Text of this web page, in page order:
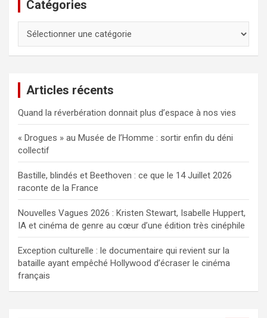
Catégories
Articles récents
Quand la réverbération donnait plus d’espace à nos vies
« Drogues » au Musée de l’Homme : sortir enfin du déni
collectif
Bastille, blindés et Beethoven : ce que le 14 Juillet 2026
raconte de la France
Nouvelles Vagues 2026 : Kristen Stewart, Isabelle Huppert,
IA et cinéma de genre au cœur d’une édition très cinéphile
Exception culturelle : le documentaire qui revient sur la
bataille ayant empêché Hollywood d’écraser le cinéma
français